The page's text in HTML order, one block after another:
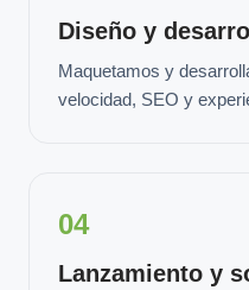
Diseño y
Maquetamos y
velocidad, SEO y
04
Lanzamiento y